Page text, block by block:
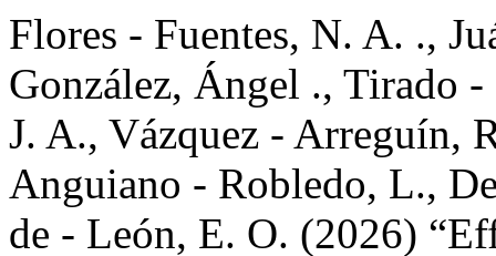
Flores - Fuentes, N. A. .,
González, Ángel ., Tirado
J. A., Vázquez - Arreguín,
Anguiano - Robledo, L.,
de - León, E. O. (2026)